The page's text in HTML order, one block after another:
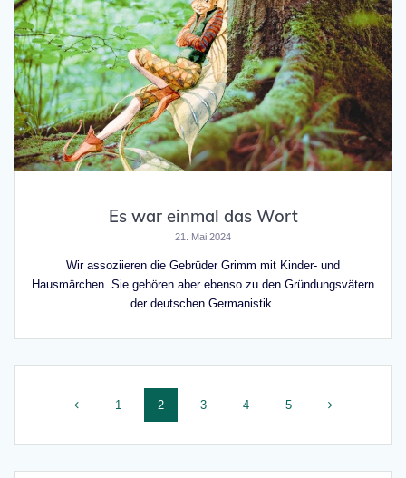
Es war einmal das Wort
21. Mai 2024
Wir assoziieren die Gebrüder Grimm mit Kinder- und
Hausmärchen. Sie gehören aber ebenso zu den Gründungsvätern
der deutschen Germanistik.
Beitragsnavigation
Seite
1 Seite
2 Seite
3 Seite
4 Seite
5